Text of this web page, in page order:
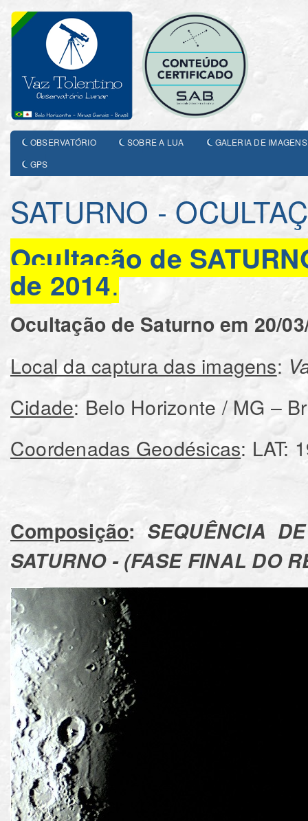
OBSERVATÓRIO SOBRE A LUA
GALERIA DE IMAGENS
GPS
SATURNO -
Ocultação de
de 2014.
Ocultação de Saturno em 20/
Local da captura das imagens:
Cidade: Belo Horizonte / MG –
Coordenadas Geodésicas: LAT:
Composição: SEQUÊNCIA
SATURNO - (FASE FINAL DO